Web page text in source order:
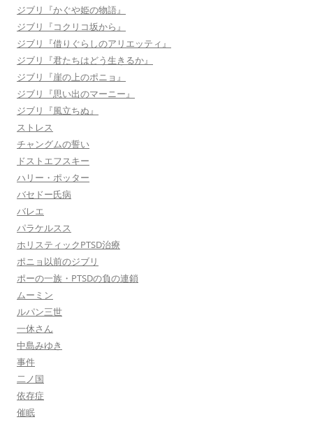
ジブリ『かぐや姫の物語』
ジブリ『コクリコ坂から』
ジブリ『借りぐらしのアリエッティ』
ジブリ『君たちはどう生きるか』
ジブリ『崖の上のポニョ』
ジブリ『思い出のマーニー』
ジブリ『風立ちぬ』
ストレス
チャングムの誓い
ドストエフスキー
ハリー・ポッター
バセドー氏病
バレエ
パラケルスス
ホリスティックPTSD治療
ポニョ以前のジブリ
ポーの一族・PTSDの負の連鎖
ムーミン
ルパン三世
一休さん
中島みゆき
事件
二ノ国
依存症
催眠